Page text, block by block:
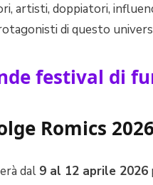
artisti, doppiatori,
di questo
Romics 2026
dal 9 al 12 aprile 2026